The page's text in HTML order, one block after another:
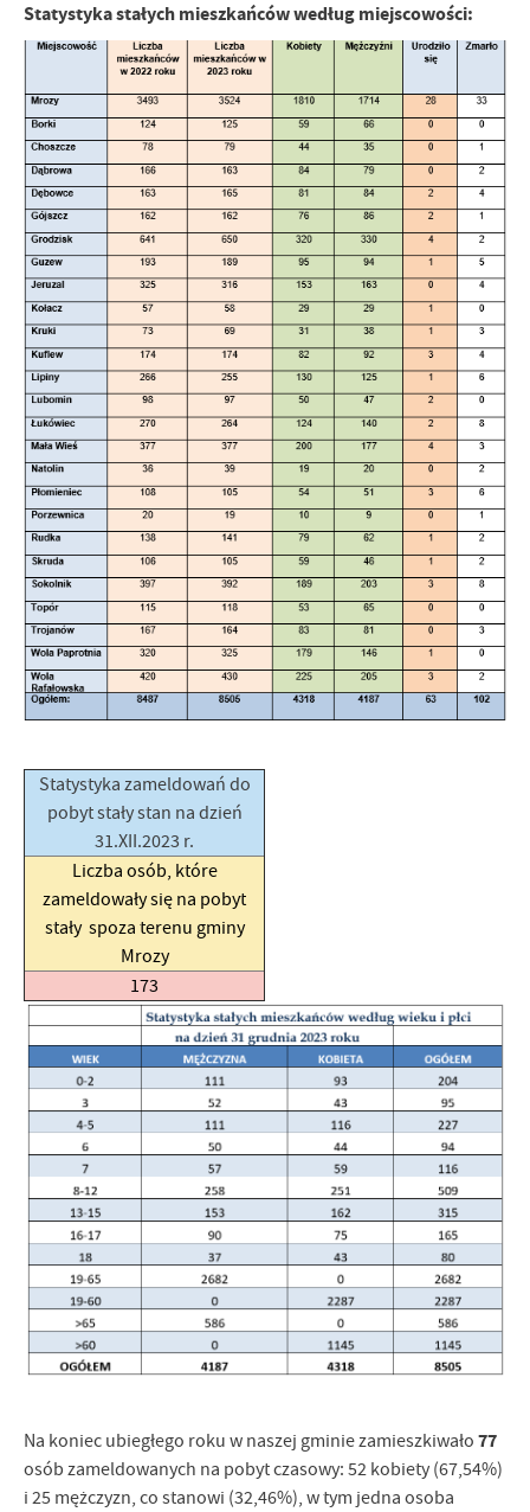
Statystyka stałych mieszkańców według miejscowości:
Statystyka zameldowań do
pobyt stały stan na dzień
31.XII.2023 r.
Liczba osób, które
zameldowały się na pobyt
stały spoza terenu gminy
Mrozy
173
Na koniec ubiegłego roku w naszej gminie zamieszkiwało 77
osób zameldowanych na pobyt czasowy: 52 kobiety (67,54%)
i 25 mężczyzn, co stanowi (32,46%), w tym jedna osoba